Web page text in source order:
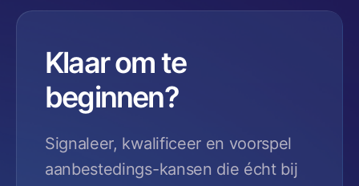
Klaar om te
beginnen?
Signaleer, kwalificeer en voorspel
aanbestedings-kansen die écht bij